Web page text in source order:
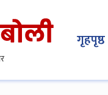
गृहपृष्ठ